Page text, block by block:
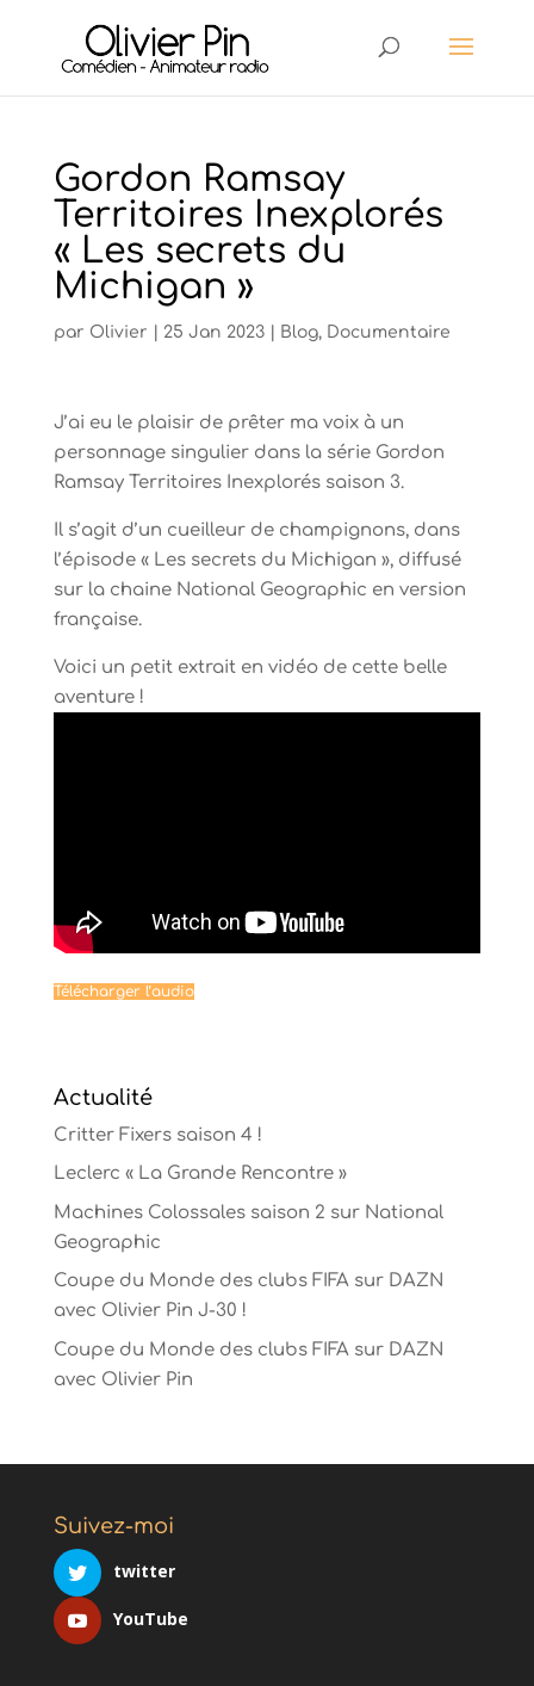
Gordon Ramsay
Territoires Inexplorés
« Les secrets du
Michigan »
par Olivier 25 Jan 2023| Blog, Documentaire
J’ai eu le plaisir de prêter ma voix à un
personnage singulier dans la série Gordon
Ramsay Territoires Inexplorés saison 3.
Il s’agit d’un cueilleur de champignons, dans
l’épisode « Les secrets du Michigan », diffusé
sur la chaine National Geographic en version
française.
Voici un petit extrait en vidéo de cette belle
aventure !
Télécharger l’audio
Actualité
Critter Fixers saison 4 !
Leclerc « La Grande Rencontre »
Machines Colossales saison 2 sur National
Geographic
Coupe du Monde des clubs FIFA sur DAZN
avec Olivier Pin J-30 !
Coupe du Monde des clubs FIFA sur DAZN
avec Olivier Pin
Suivez-moi
twitter
YouTube